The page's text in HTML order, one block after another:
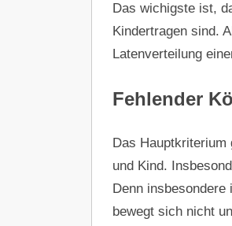
Das wichigste ist,
Kindertragen sind.
Latenverteilung
Fehlender
Das
und Kind.
Denn
bewegt sich nicht